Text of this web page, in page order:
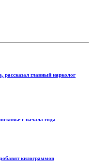
рассказал главный нарколог
с начала года
килограммов